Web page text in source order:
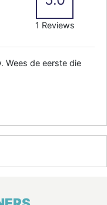
1 Reviews
Wees de eerste die